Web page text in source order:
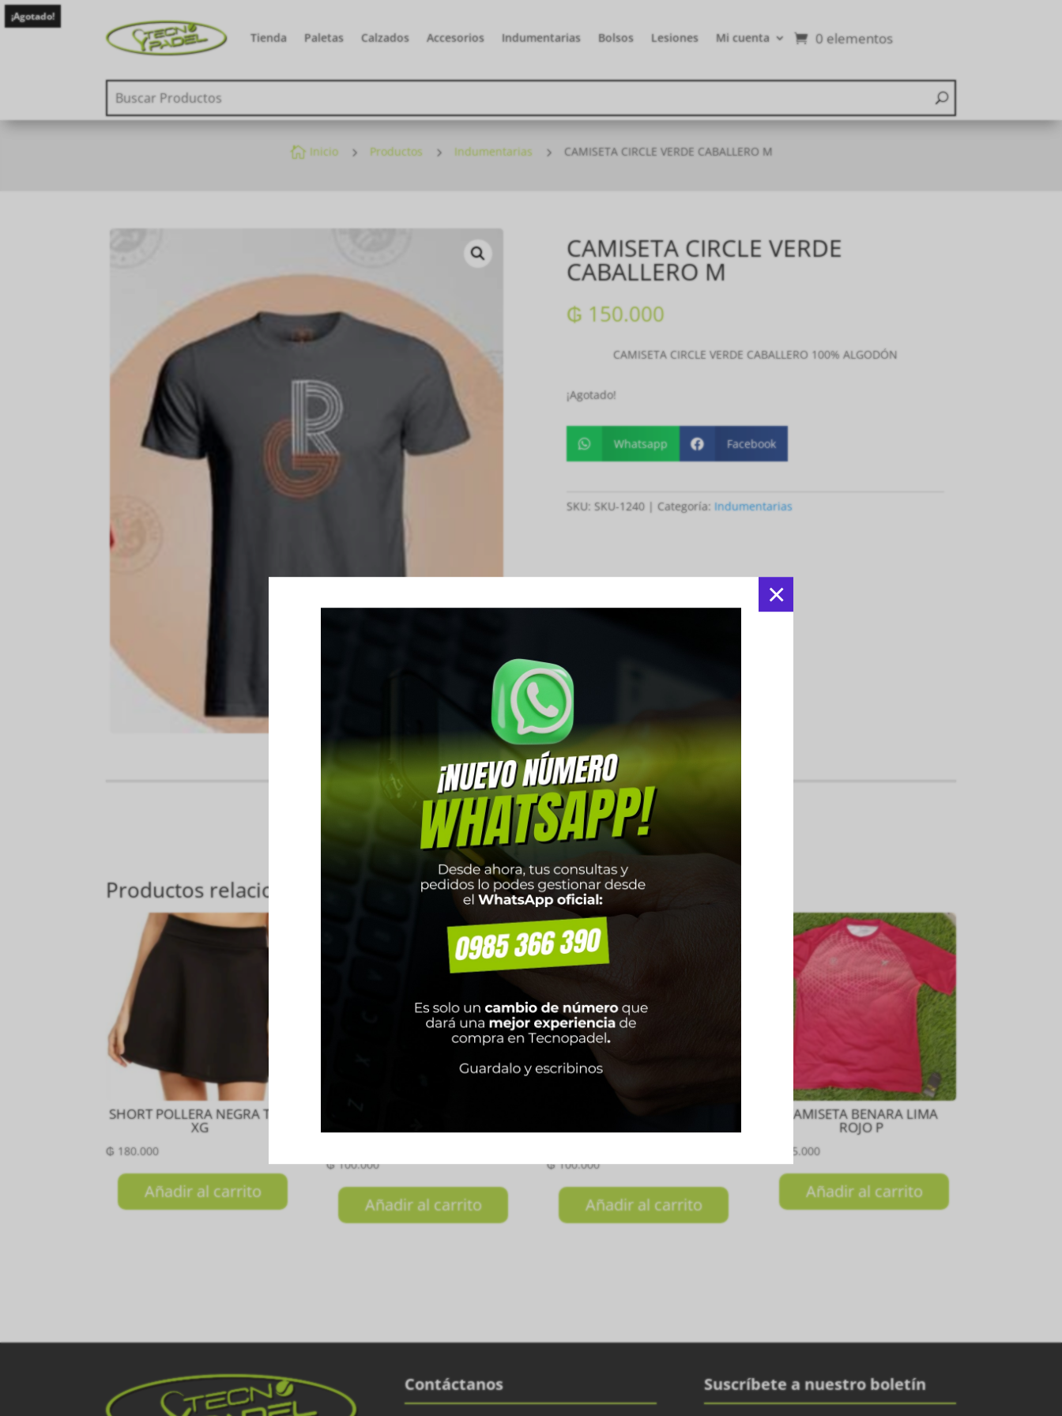
×
Tienda Paletas Calzados Accesorios Indumentarias Bolsos Lesiones Mi cuenta 0 elementos
¡Agotado!
 Inicio 5 Productos 5 Indumentarias 5 CAMISETA CIRCLE VERDE CABALLERO M
CAMISETA CIRCLE VERDE
CABALLERO M
₲ 150.000
CAMISETA CIRCLE VERDE CABALLERO 100% ALGODÓN
¡Agotado!
 Whatsapp  Facebook
SKU: SKU-1240 Categoría: Indumentarias
Productos relacionados
SHORT POLLERA NEGRA Talla
XG
₲ 180.000
Añadir al carrito
₲100.000
Añadir al carrito
MEDIA TIN CORTO NIÑO
₲100.000
Añadir al carrito
CAMISETA BENARA LIMA
ROJO P
385.000
Añadir al carrito
Contáctanos Suscríbete a nuestro boletín